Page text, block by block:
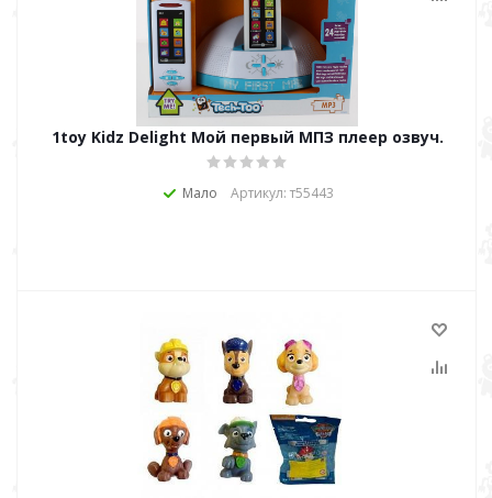
1toy Kidz Delight Мой первый МПЗ плеер озвуч.
Мало Артикул: т55443